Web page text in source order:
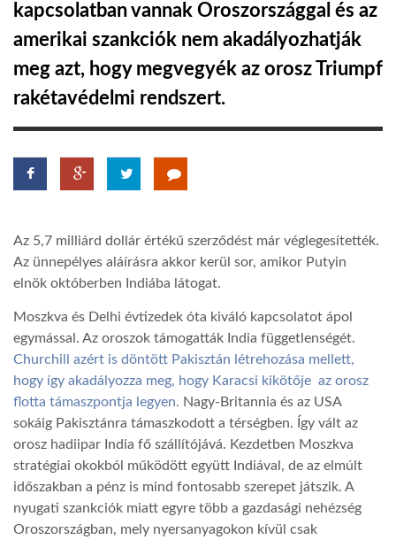
HÍR3D
TROPICALMAGAZIN
A NAP SZÉPE
LINKTR.EE
GLOBOZSARU
DOBRAVERO.HU
LATIMO.HU
kapcsolatban vannak Oroszországgal és az
amerikai szankciók nem akadályozhatják
meg azt, hogy megvegyék az orosz Triumpf
rakétavédelmi rendszert.
Az 5,7 milliárd dollár értékű szerződést már véglegesítették.
Az ünnepélyes aláírásra akkor kerül sor, amikor Putyin
elnök októberben Indiába látogat.
Moszkva és Delhi évtizedek óta kiváló kapcsolatot ápol
egymással. Az oroszok támogatták India függetlenségét.
Churchill azért is döntött Pakisztán létrehozása mellett,
hogy így akadályozza meg, hogy Karacsi kikötője az orosz
flotta támaszpontja legyen. Nagy-Britannia és az USA
sokáig Pakisztánra támaszkodott a térségben. Így vált az
orosz hadiipar India fő szállítójává. Kezdetben Moszkva
stratégiai okokból működött együtt Indiával, de az elmúlt
időszakban a pénz is mind fontosabb szerepet játszik. A
nyugati szankciók miatt egyre több a gazdasági nehézség
Oroszországban, mely nyersanyagokon kívül csak